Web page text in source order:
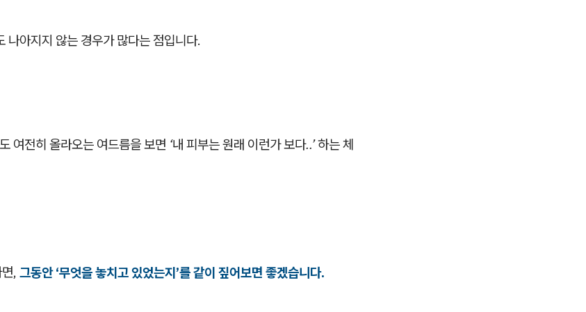
나아지지 않는 경우가 많다는 점입니다.
여전히 올라오는 여드름을 보면 ‘내 피부는 원래 이런가 보다..’하는 체
, 그동안 ‘무엇을 놓치고 있었는지’를 같이 짚어보면 좋겠습니다.